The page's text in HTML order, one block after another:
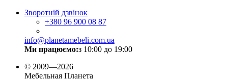
Зворотній дзвінок
+380 96 900 08 87
info@planetamebeli.com.ua
Ми працюємо:з 10:00 до 19:00
© 2009—2026
Мебельная Планета